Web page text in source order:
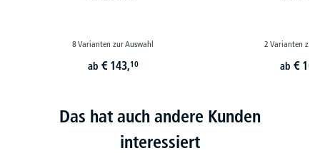
8 Varianten zur Auswahl
ab € 143,10
2 Varianten zur
ab €
Das hat auch andere Kunden
interessiert